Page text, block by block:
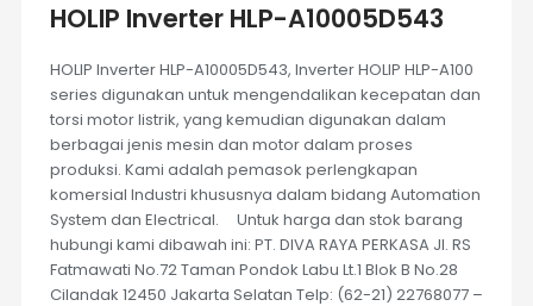
HOLIP Inverter HLP-A10005D543
HOLIP Inverter HLP-A10005D543, Inverter HOLIP HLP-A100
series digunakan untuk mengendalikan kecepatan dan
torsi motor listrik, yang kemudian digunakan dalam
berbagai jenis mesin dan motor dalam proses
produksi. Kami adalah pemasok perlengkapan
komersial Industri khususnya dalam bidang Automation
System dan Electrical. Untuk harga dan stok barang
hubungi kami dibawah ini: PT. DIVA RAYA PERKASA Jl. RS
Fatmawati No.72 Taman Pondok Labu Lt.1 Blok B No.28
Cilandak 12450 Jakarta Selatan Telp: (62-21) 22768077 –